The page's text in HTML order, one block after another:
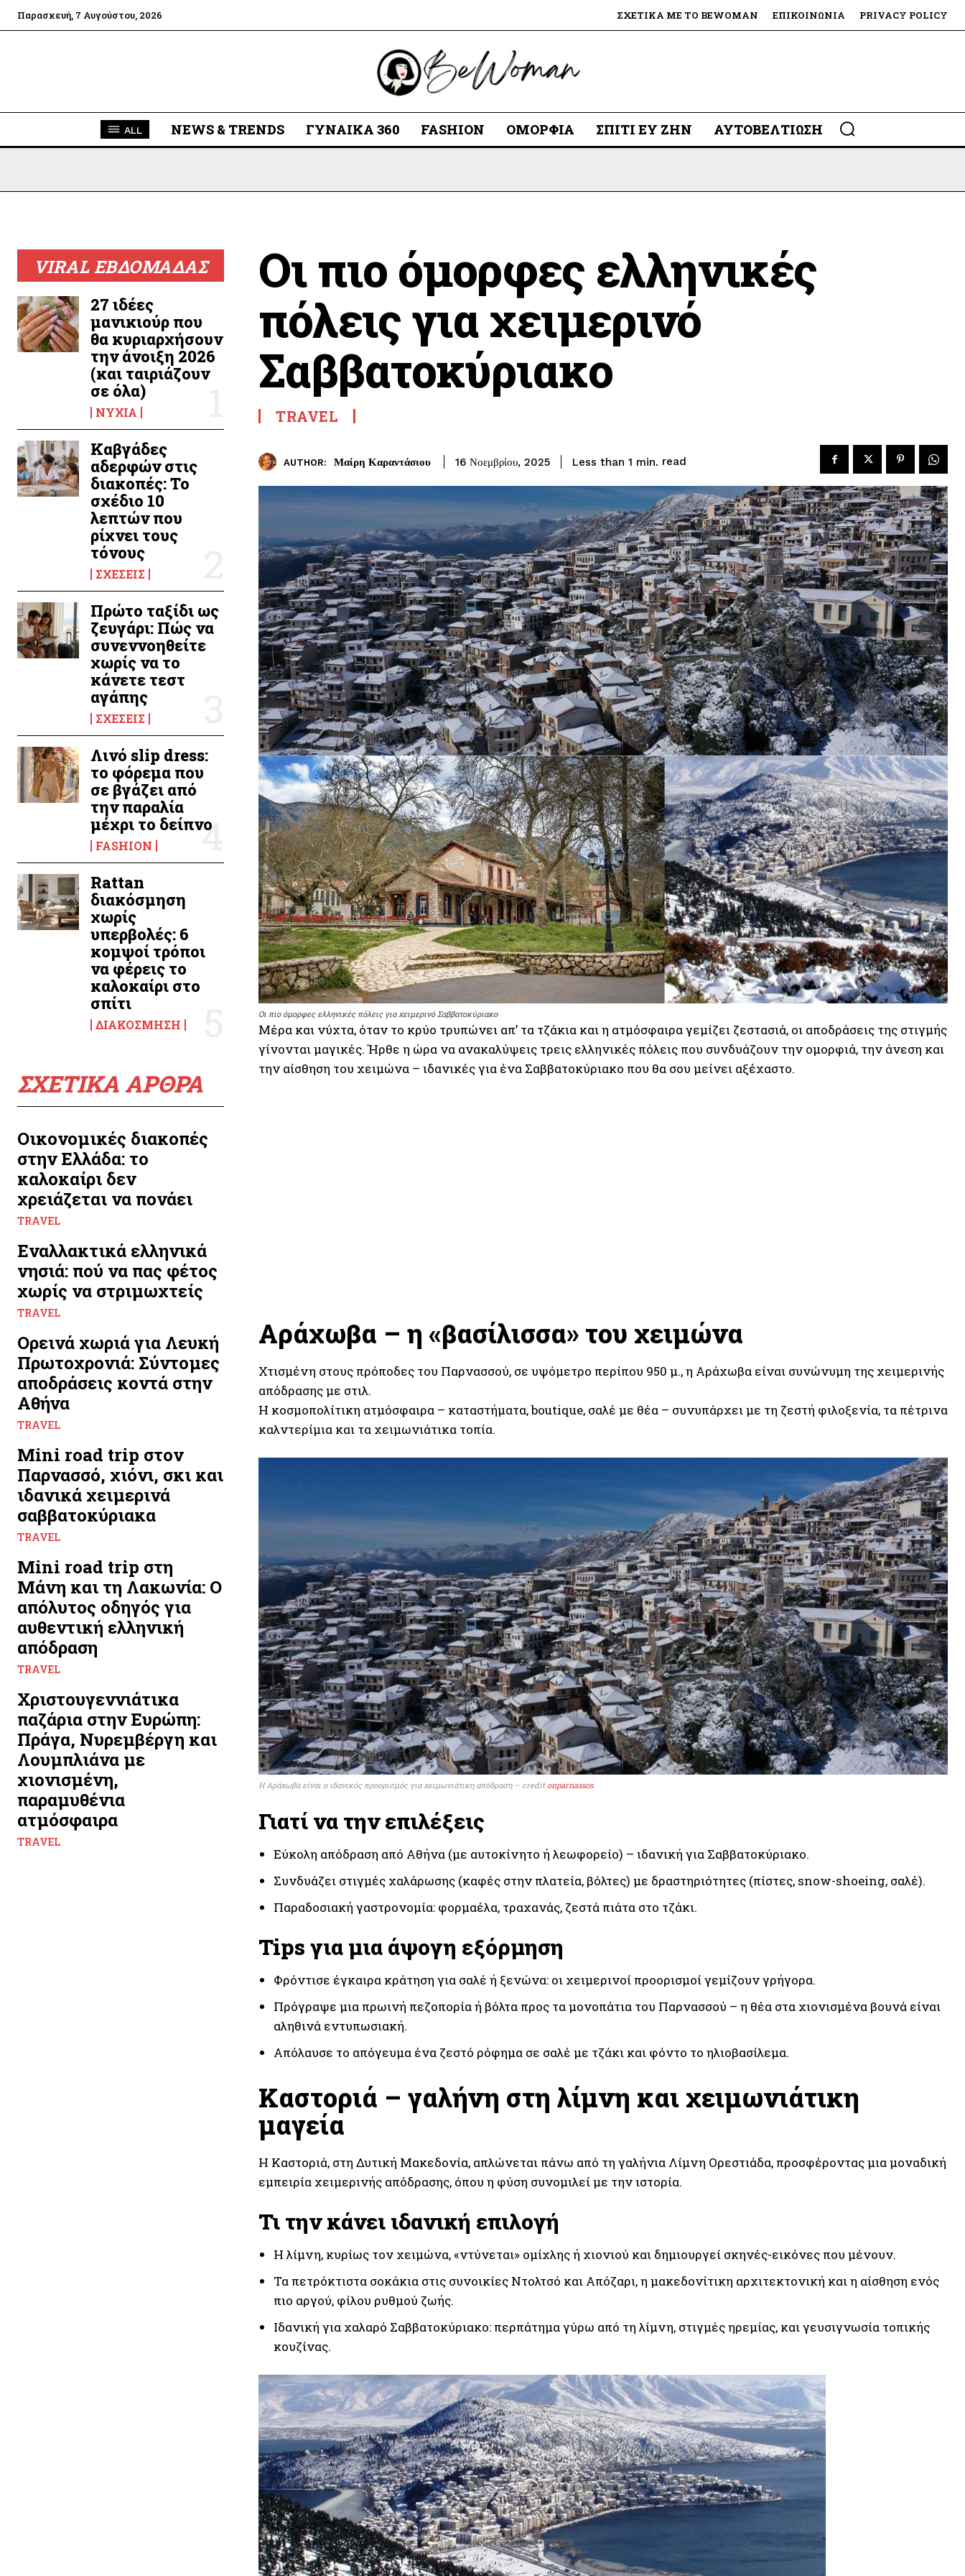
Παρασκευή, 7 Αυγούστου, 2026 ΣΧΕΤΙΚΆ ΜΕ ΤΟ BEWOMAN ΕΠΙΚΟΙΝΩΝΊΑ PRIVACY POLICY
ALL NEWS & TRENDS ΓΥΝΑΊΚΑ 360 FASHION ΟΜΟΡΦΙΆ ΣΠΊΤΙ ΕΥ ΖΗΝ ΑΥΤΟΒΕΛΤΊΩΣΗ
VIRAL ΕΒΔΟΜΑΔΑΣ
27 ιδέες
μανικιούρ που
θα κυριαρχήσουν
την άνοιξη 2026
(και ταιριάζουν
σε όλα)
ΝΎΧΙΑ
Καβγάδες
αδερφών στις
διακοπές: Το
σχέδιο 10
λεπτών που
ρίχνει τους
τόνους
ΣΧΈΣΕΙΣ
Πρώτο ταξίδι ως
ζευγάρι: Πώς να
συνεννοηθείτε
χωρίς να το
κάνετε τεστ
αγάπης
ΣΧΈΣΕΙΣ
Λινό slip dress:
το φόρεμα που
σε βγάζει από
την παραλία
μέχρι το δείπνο
FASHION
Rattan
διακόσμηση
χωρίς
υπερβολές: 6
κομψοί τρόποι
να φέρεις το
καλοκαίρι στο
σπίτι
ΔΙΑΚΌΣΜΗΣΗ
ΣΧΕΤΙΚΑ ΑΡΘΡΑ
Οικονομικές διακοπές
στην Ελλάδα: το
καλοκαίρι δεν
χρειάζεται να πονάει
TRAVEL
Εναλλακτικά ελληνικά
νησιά: πού να πας φέτος
χωρίς να στριμωχτείς
TRAVEL
Ορεινά χωριά για Λευκή
Πρωτοχρονιά: Σύντομες
αποδράσεις κοντά στην
Αθήνα
TRAVEL
Mini road trip στον
Παρνασσό, χιόνι, σκι και
ιδανικά χειμερινά
σαββατοκύριακα
TRAVEL
Mini road trip στη
Μάνη και τη Λακωνία: Ο
απόλυτος οδηγός για
αυθεντική ελληνική
απόδραση
TRAVEL
Χριστουγεννιάτικα
παζάρια στην Ευρώπη:
Πράγα, Νυρεμβέργη και
Λουμπλιάνα με
χιονισμένη,
παραμυθένια
ατμόσφαιρα
TRAVEL
Οι πιο όμορφες ελληνικές
πόλεις για χειμερινό
Σαββατοκύριακο
TRAVEL
AUTHOR: Μαίρη Καραντάσιου 16 Νοεμβρίου, 2025 Less than 1 min. read
Οι πιο όμορφες ελληνικές πόλεις για χειμερινό Σαββατοκύριακο
Μέρα και νύχτα, όταν το κρύο τρυπώνει απ’ τα τζάκια και η ατμόσφαιρα γεμίζει ζεστασιά, οι αποδράσεις της στιγμής
γίνονται μαγικές. Ήρθε η ώρα να ανακαλύψεις τρεις ελληνικές πόλεις που συνδυάζουν την ομορφιά, την άνεση και
την αίσθηση του χειμώνα – ιδανικές για ένα Σαββατοκύριακο που θα σου μείνει αξέχαστο.
Αράχωβα – η «βασίλισσα» του χειμώνα
Χτισμένη στους πρόποδες του Παρνασσού, σε υψόμετρο περίπου 950 μ., η Αράχωβα είναι συνώνυμη της χειμερινής
απόδρασης με στιλ.
Η κοσμοπολίτικη ατμόσφαιρα – καταστήματα, boutique, σαλέ με θέα – συνυπάρχει με τη ζεστή φιλοξενία, τα πέτρινα
καλντερίμια και τα χειμωνιάτικα τοπία.
Η Αράχωβα είναι ο ιδανικός προορισμός για χειμωνιάτικη απόδραση – credit onparnassos
Γιατί να την επιλέξεις
Εύκολη απόδραση από Αθήνα (με αυτοκίνητο ή λεωφορείο) – ιδανική για Σαββατοκύριακο.
Συνδυάζει στιγμές χαλάρωσης (καφές στην πλατεία, βόλτες) με δραστηριότητες (πίστες, snow-shoeing, σαλέ).
Παραδοσιακή γαστρονομία: φορμαέλα, τραχανάς, ζεστά πιάτα στο τζάκι.
Tips για μια άψογη εξόρμηση
Φρόντισε έγκαιρα κράτηση για σαλέ ή ξενώνα: οι χειμερινοί προορισμοί γεμίζουν γρήγορα.
Πρόγραψε μια πρωινή πεζοπορία ή βόλτα προς τα μονοπάτια του Παρνασσού – η θέα στα χιονισμένα βουνά είναι
αληθινά εντυπωσιακή.
Απόλαυσε το απόγευμα ένα ζεστό ρόφημα σε σαλέ με τζάκι και φόντο το ηλιοβασίλεμα.
Καστοριά – γαλήνη στη λίμνη και χειμωνιάτικη
μαγεία
Η Καστοριά, στη Δυτική Μακεδονία, απλώνεται πάνω από τη γαλήνια Λίμνη Ορεστιάδα, προσφέροντας μια μοναδική
εμπειρία χειμερινής απόδρασης, όπου η φύση συνομιλεί με την ιστορία.
Τι την κάνει ιδανική επιλογή
Η λίμνη, κυρίως τον χειμώνα, «ντύνεται» ομίχλης ή χιονιού και δημιουργεί σκηνές-εικόνες που μένουν.
Τα πετρόκτιστα σοκάκια στις συνοικίες Ντολτσό και Απόζαρι, η μακεδονίτικη αρχιτεκτονική και η αίσθηση ενός
πιο αργού, φίλου ρυθμού ζωής.
Ιδανική για χαλαρό Σαββατοκύριακο: περπάτημα γύρω από τη λίμνη, στιγμές ηρεμίας, και γευσιγνωσία τοπικής
κουζίνας.